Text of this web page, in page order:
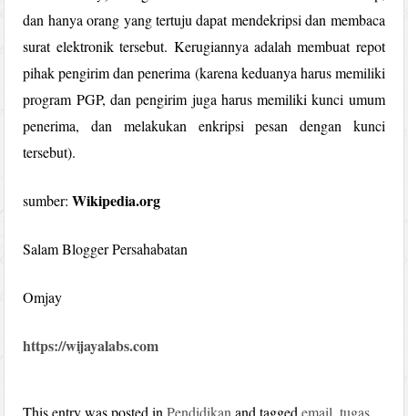
dan hanya orang yang tertuju dapat mendekripsi dan membaca
surat elektronik tersebut. Kerugiannya adalah membuat repot
pihak pengirim dan penerima (karena keduanya harus memiliki
program PGP, dan pengirim juga harus memiliki kunci umum
penerima, dan melakukan enkripsi pesan dengan kunci
tersebut).
sumber:Wikipedia.org
Salam Blogger Persahabatan
Omjay
https://wijayalabs.com
This entry was posted inPendidikan and taggedemail ,tugas